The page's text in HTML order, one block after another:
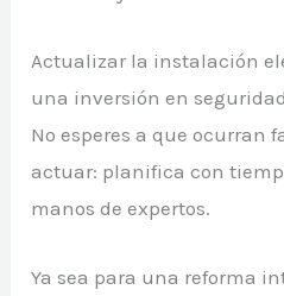
Actualizar la instalación
una inversión en
No esperes a que ocurran
actuar: planifica con
manos de expertos.
Ya sea para una reforma